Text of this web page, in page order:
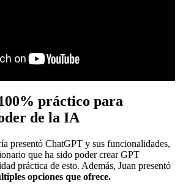
práctico para
de la IA
presentó ChatGPT y sus funcionalidades,
que ha sido poder crear GPT
práctica de esto. Además, Juan presentó
opciones que ofrece.